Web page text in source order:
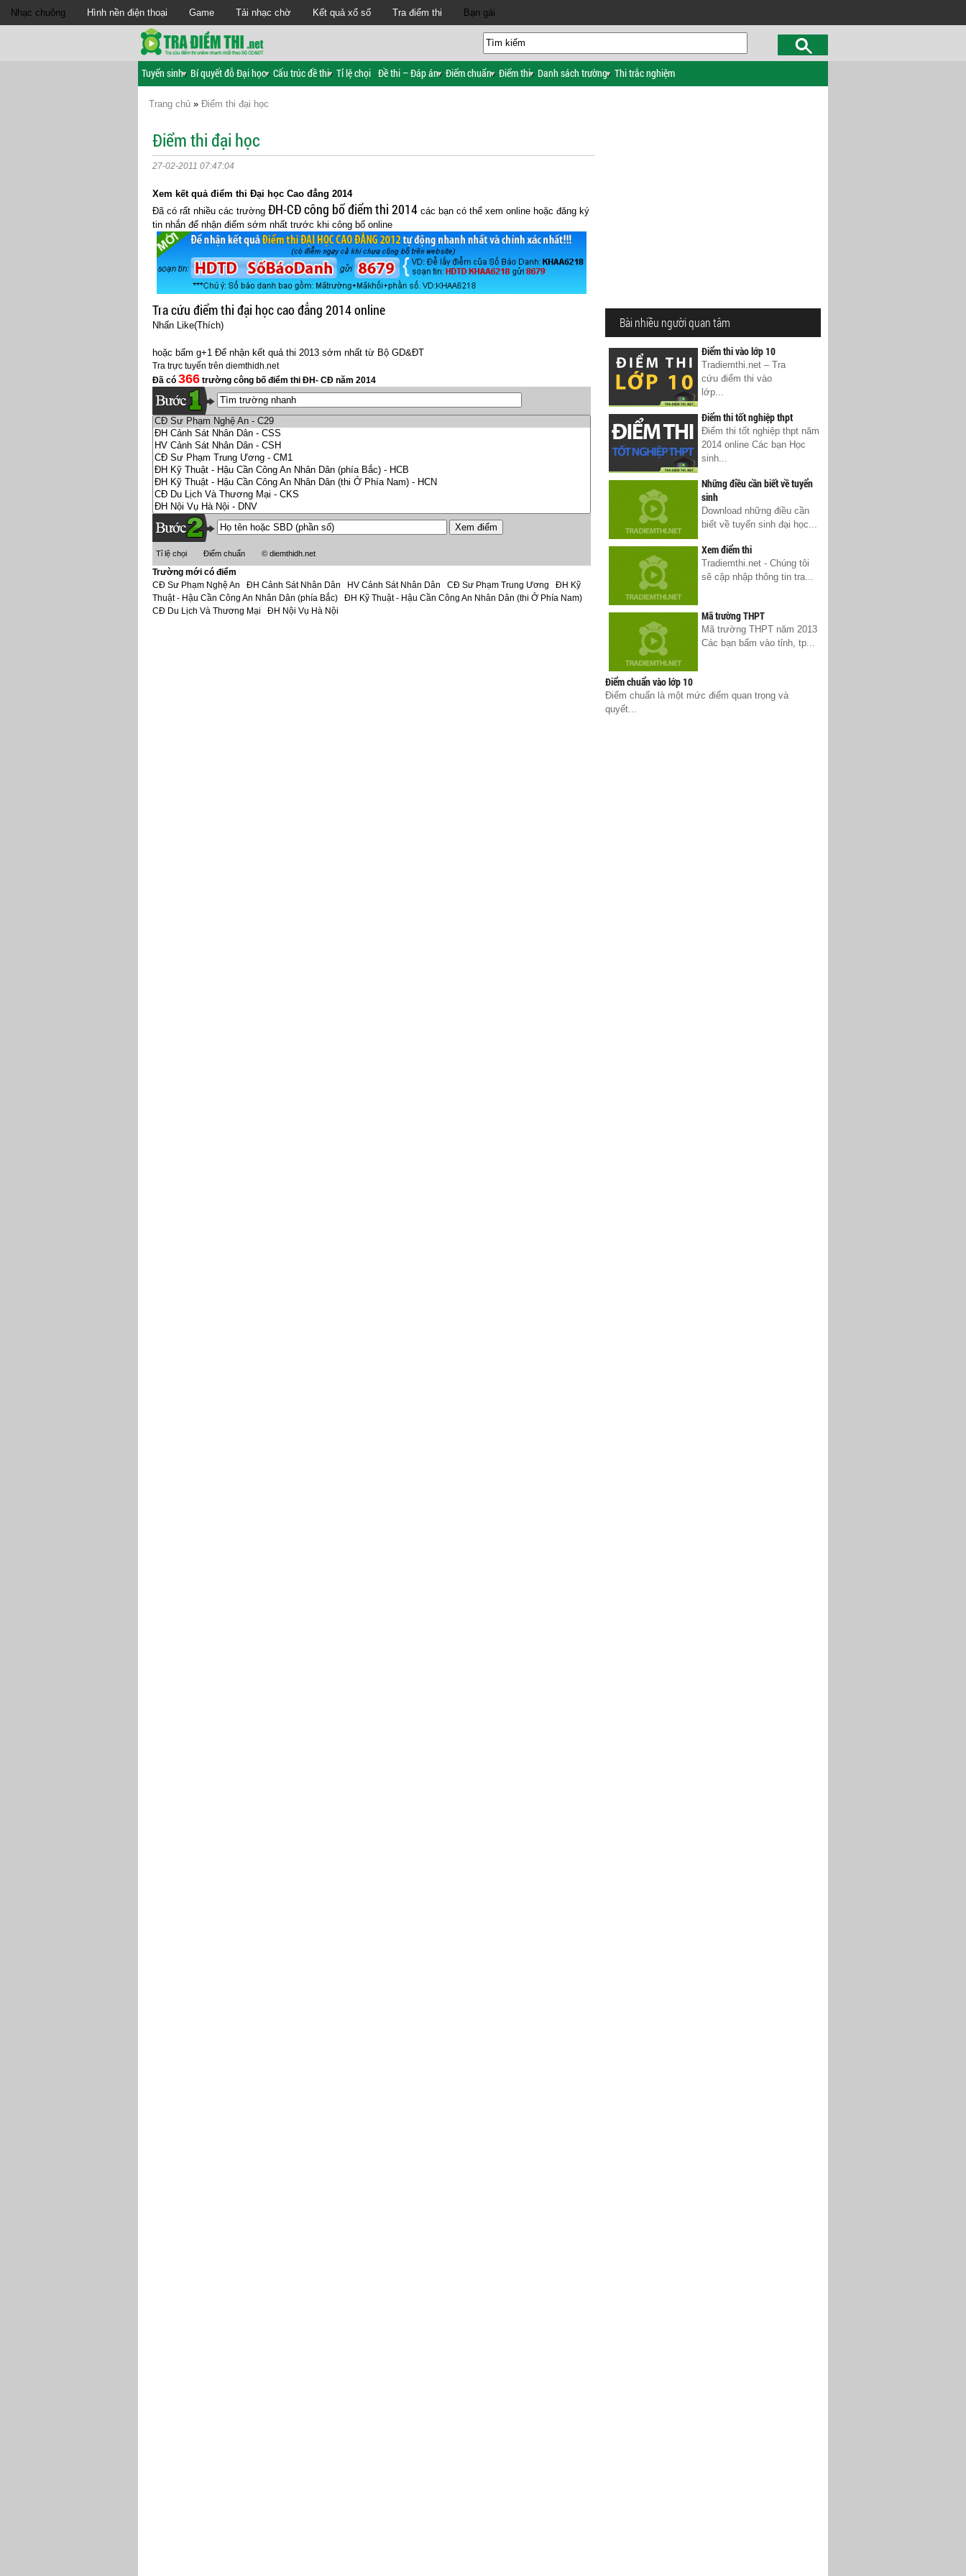
Nhạc chuông Hình nền điện thoại Game Tải nhạc chờ Kết quả xổ số Tra điểm thi Bạn gái
Tuyển sinh Bí quyết đỗ Đại học Cấu trúc đề thi Tỉ lệ chọi Đề thi – Đáp án Điểm chuẩn Điểm thi Danh sách trường Thi trắc nghiệm
Trang chủ » Điểm thi đại học
Điểm thi đại học
27-02-2011 07:47:04
Xem kết quả điểm thi Đại học Cao đẳng 2014
Đã có rất nhiều các trường ĐH-CĐ công bố điểm thi 2014 các bạn có thể xem online hoặc đăng ký
tin nhắn để nhận điểm sớm nhất trước khi công bố online
Tra cứu điểm thi đại học cao đẳng 2014 online
Nhấn Like(Thích)
hoặc bấm g+1 Để nhận kết quả thi 2013 sớm nhất từ Bộ GD&ĐT
Bài nhiều người quan tâm
Điểm thi vào lớp 10
Tradiemthi.net – Tra
cứu điểm thi vào
lớp...
Điểm thi tốt nghiệp thpt
Điểm thi tốt nghiệp thpt năm
2014 online Các bạn Học
sinh...
Những điều cần biết về tuyển
sinh
Download những điều cần
biết về tuyển sinh đại học...
Xem điểm thi
Tradiemthi.net - Chúng tôi
sẽ cập nhập thông tin tra...
Mã trường THPT
Mã trường THPT năm 2013
Các bạn bấm vào tỉnh, tp...
Điểm chuẩn vào lớp 10
Điểm chuẩn là một mức điểm quan trọng và
quyết...